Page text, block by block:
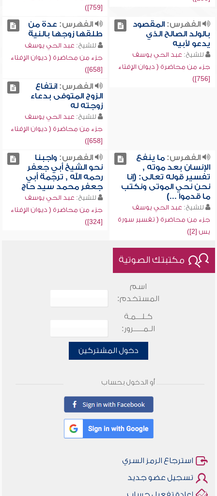
[759])
الفهرس:المقصود
بالولد الصالح الذي
يدعو لأبيه
للشيخ: عبد الحي يوسف
جزء من محاضرة ( ديوان الإفتاء
[756])
الفهرس: عدة من
طلقها زوجها بالنية
للشيخ: عبد الحي يوسف
جزء من محاضرة ( ديوان الإفتاء
[658])
الفهرس:انتفاع
الزوج المتوفى بدعاء
زوجته له
للشيخ: عبد الحي يوسف
جزء من محاضرة ( ديوان الإفتاء
[658])
الفهرس:ما ينفع
الإنسان بعد موته ,
تفسير قوله تعالى: (إنا
نحن نحي الموتى ونكتب
ما قدموا ...)
للشيخ: عبد الحي يوسف
جزء من محاضرة ( تفسير سورة
يس [2])
الفهرس: واجبنا
نحو الشيخ أبي جعفر
رحمه الله , ترجمة أبي
جعفر محمد سيد حاج
للشيخ: عبد الحي يوسف
جزء من محاضرة ( ديوان الإفتاء
[324])
مكتبتك الصوتية
اسم
المستخدم:
كـلـــمـة
الـمـــــرور:
دخول المشتركين
أو الدخول بحساب
استرجاع الرمز السري
تسجيل عضو جديد